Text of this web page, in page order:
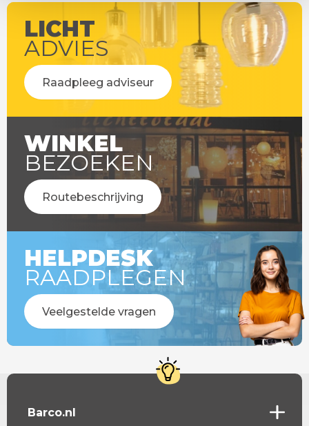
LICHT
ADVIES
Raadpleeg adviseur
WINKEL
BEZOEKEN
Routebeschrijving
HELPDESK
RAADPLEGEN
Veelgestelde vragen
Barco.nl